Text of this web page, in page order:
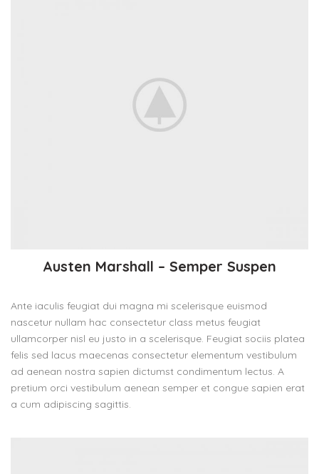
Austen Marshall – Semper Suspen
Ante iaculis feugiat dui magna mi scelerisque euismod
nascetur nullam hac consectetur class metus feugiat
ullamcorper nisl eu justo in a scelerisque. Feugiat sociis platea
felis sed lacus maecenas consectetur elementum vestibulum
ad aenean nostra sapien dictumst condimentum lectus. A
pretium orci vestibulum aenean semper et congue sapien erat
a cum adipiscing sagittis.